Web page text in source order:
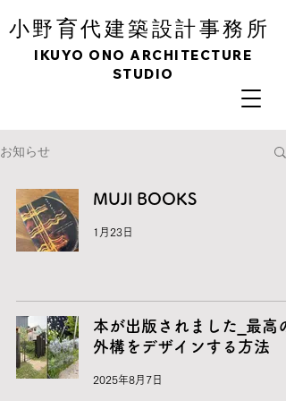
小野育代建築設計事務所
IKUYO ONO ARCHITECTURE
STUDIO
お知らせ
MUJI BOOKS
1月23日
本が出版されました_最高の
外構をデザインする方法
2025年8月7日